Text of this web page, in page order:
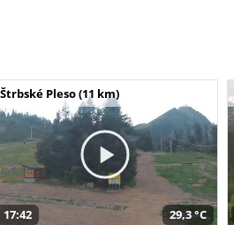
Štrbské Pleso (11 km)
17:42 29,3 °C